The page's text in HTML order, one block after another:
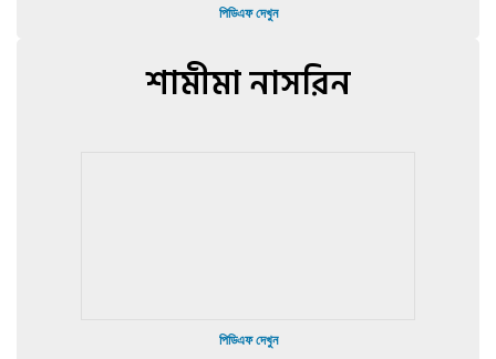
পিডিএফ দেখুন
শামীমা নাসরিন
পিডিএফ দেখুন